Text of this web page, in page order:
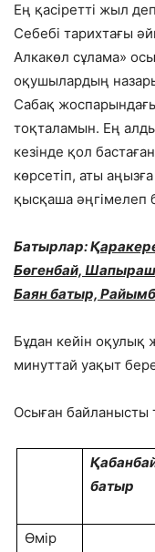
Ең қасіретті жыл
Себебі тарихтағы
Алкакөл сұлама»
оқушылардың
Сабақ
тоқталамын. Ең
кезінде қол
көрсетіп, аты
қысқаша әңгімелеп
Батырлар: Қ
Бөгенбай,
Баян батыр,
Бұдан кейін
минуттай уақыт
Осыған байланысты
Қ
батыр
Өмір